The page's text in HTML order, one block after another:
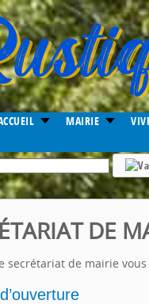
MAIRIE
DE
secrétariat de mairie
Year
Month